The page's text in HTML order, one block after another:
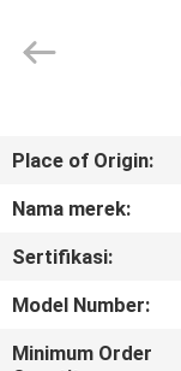
PRODUK
VR
Co.,Ltd.
Place of Origin:
Nama merek:
Sertifikasi:
Model Number:
Minimum Order